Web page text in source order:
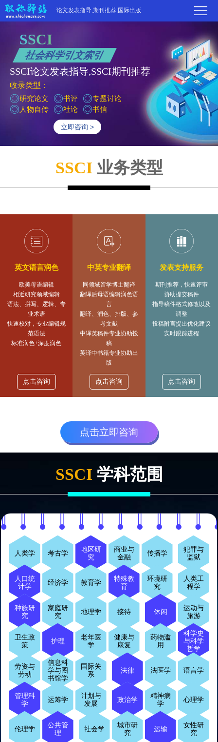
论文发表指导,期刊推荐,国际出版
务
出
称
论
SSCI
社会科学引文索引
SSCI论文发表指导,SSCI期刊推荐
收录类型：
研究论文 书评
专题讨论
人物自传
社论 书信
立即咨询 >
SSCI业务类型
英文语言润色
欧美母语编辑
相近研究领域编辑
语法、拼写、逻辑、专
业术语
快速校对，专业编辑规
范语法
标准润色+深度润色
点击咨询
中英专业翻译
同领域留学博士翻译
翻译后母语编辑润色语
言
翻译、润色、排版、参
考文献
中译英稿件专业协助投
稿
英译中书籍专业协助出
版
点击咨询
发表支持服务
期刊推荐，快速评审
协助提交稿件
指导稿件格式修改以及
调整
投稿附言提出优化建议
实时跟踪进程
点击咨询
点击立即咨询
SSCI 学科范围
人类学 考古学
地区研
究
商业与
金融
传播学
犯罪与
监狱
人口统
计学
经济学 教育学
特殊教
育
环境研
究
人类工
程学
种族研
究
家庭研
究
地理学 接待 休闲
运动与
旅游
卫生政
策
护理
老年医
学
健康与
康复
药物滥
用
科学史
与科学
哲学
劳资与
劳动
信息科
学与图
书馆学
国际关
系
法律 法医学 语言学
管理科
学
运筹学
计划与
发展
政治学
精神病
学
心理学
伦理学
公共管
理
社会学
城市研
究
运输
女性研
究